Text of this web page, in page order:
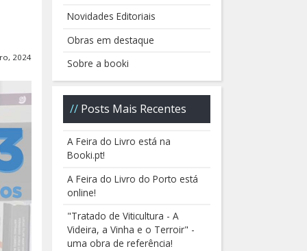
2024
Novidades Editoriais
Obras em destaque
Sobre a booki
Posts Mais Recentes
A Feira do Livro está na
Booki.pt!
A Feira do Livro do Porto está
online!
"Tratado de Viticultura - A
Videira, a Vinha e o Terroir" -
uma obra de referência!